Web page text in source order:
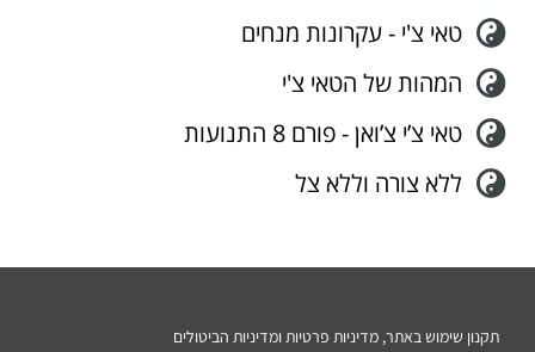
טאי צ'י - עקרונות מנחים
המהות של הטאי צ'י
טאי צ’י צ’ואן - פורם 8 התנועות
ללא צורה וללא צל
תקנון שימוש באתר, מדיניות פרטיות ומדיניות הביטולים